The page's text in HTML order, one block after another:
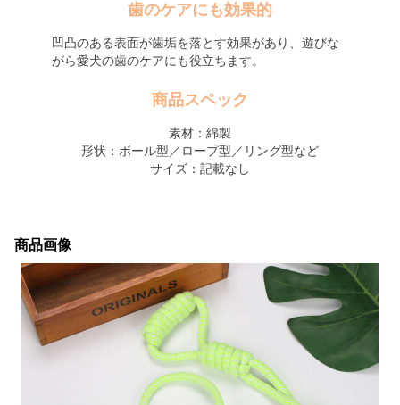
歯のケアにも効果的
凹凸のある表面が歯垢を落とす効果があり、遊びな
がら愛犬の歯のケアにも役立ちます。
商品スペック
素材：綿製
形状：ボール型／ロープ型／リング型など
サイズ：記載なし
商品画像